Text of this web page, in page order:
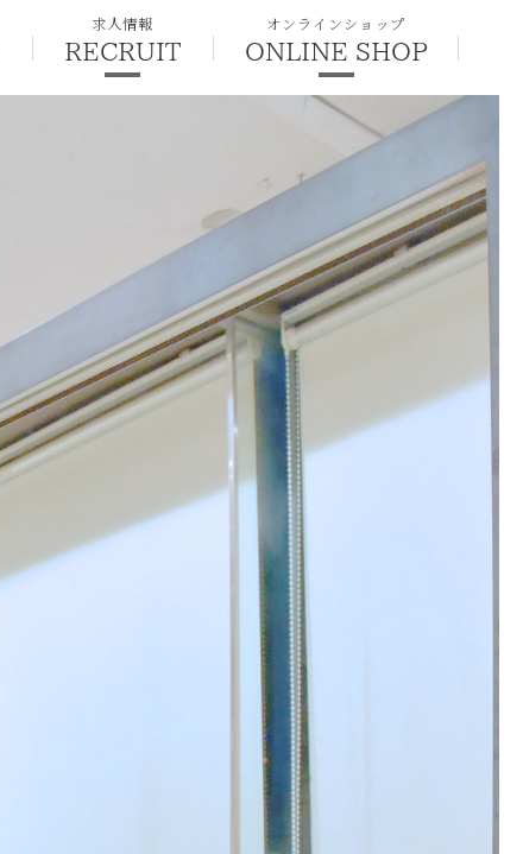
求人情報
RECRUIT
オンラインショップ
ONLINE SHOP